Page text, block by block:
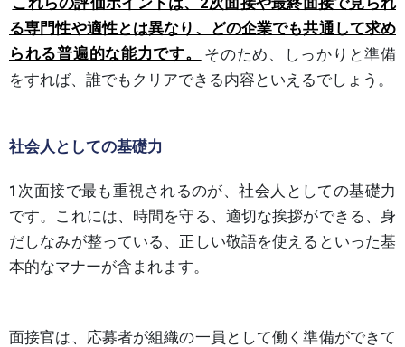
る専門性や適性とは異なり、どの企業でも共通して求め
られる普遍的な能力です。
そのため、しっかりと準備
をすれば、誰でもクリアできる内容といえるでしょう。
社会人としての基礎力
1次面接で最も重視されるのが、社会人としての基礎力
です。これには、時間を守る、適切な挨拶ができる、身
だしなみが整っている、正しい敬語を使えるといった基
本的なマナーが含まれます。
面接官は、応募者が組織の一員として働く準備ができて